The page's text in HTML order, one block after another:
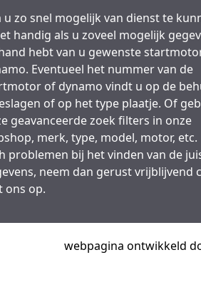
u zo snel mogelijk van dienst te
handig als u zoveel mogelijk
hebt van u gewenste
Eventueel het nummer van de
of dynamo vindt u op de
of op het type plaatje. Of
geavanceerde zoek filters in onze
merk, type, model, motor, etc.
problemen bij het vinden van de
neem dan gerust vrijblijvend
ons op.
webpagina ontwikkeld